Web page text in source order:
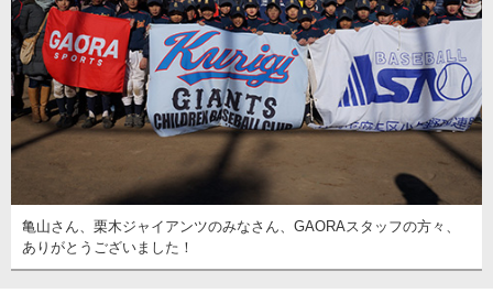
亀山さん、栗木ジャイアンツのみなさん、GAORAスタッフの方々、
ありがとうございました！